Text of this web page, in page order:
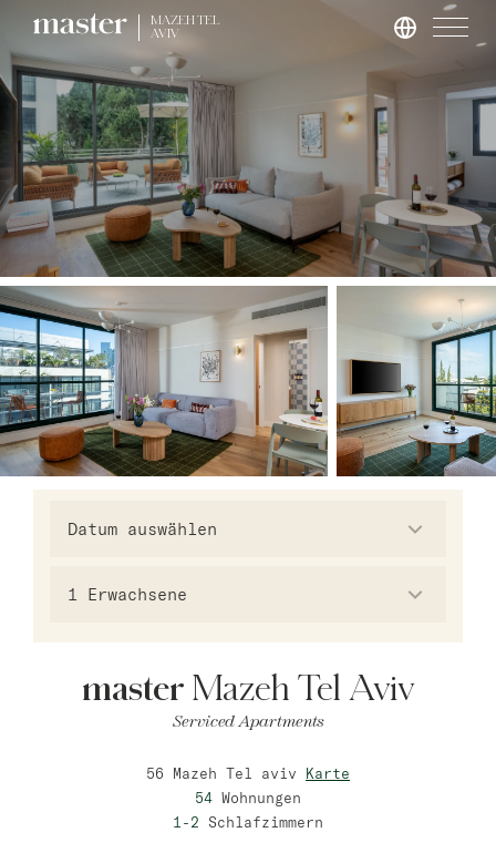
MAZEH TEL
AVIV
Hamburg
master Altona
Salzburg
master Mirabell
master Linzergasse
London
master St. Paul’s
master Cannon
master Farringdon
Rom
Neueröffnung
1 Erwachsene
master Mazeh Tel Aviv
Serviced Apartments
56 Mazeh Tel aviv Karte
54 Wohnungen
1-2 Schlafzimmern